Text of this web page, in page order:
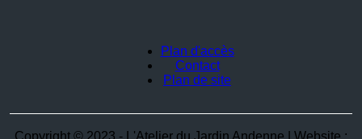
Plan d'accès
Contact
Plan de site